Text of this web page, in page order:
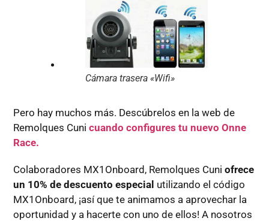
Cámara trasera «Wifi»
Pero hay muchos más. Descúbrelos en la web de
Remolques Cuni cuando configures tu nuevo Onne
Race.
Colaboradores MX1Onboard, Remolques Cuni ofrece
un 10% de descuento especial utilizando el código
MX1Onboard, ¡así que te animamos a aprovechar la
oportunidad y a hacerte con uno de ellos! A nosotros